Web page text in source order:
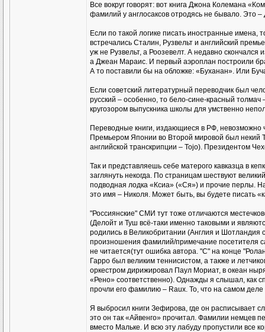
Все вокруг говорят: вот книга Джона Колемана
фамилий у англосаксов отродясь не бывало. Это
Если по такой логике писать иностранные
встречались Сталин, Рузвельт и английский
уж не Рузвельт, а Роозевелт. А недавно
а Джеан Мараис. И первый аэроплан построили
А то поставили бы на обложке: «Буханан». Или
Если советский литературный переводчик был
русский – особенно, то бело-сине-красный толмач
кругозором выпускника школы для умственно
Переводные книги, издающиеся в РФ, невозможно
Премьером Японии во Второй мировой был некий
английской транскрипции – Tojo). Президентом
Так и представляешь себе матерого кавказца в
заглянуть некогда. По страницам шествуют
подводная лодка «Ксиа» («Ся») и прочие перлы.
это имя – Николя. Может быть, вы будете писать
"Россиянские" СМИ тут тоже отличаются
(Делойт и Туш всё-таки именно таковыми и
родились в Великобритании (Англия и Шотландия
произношения фамилий/примечание посетителя
не читается(тут ошибка автора. "С" на конце
Гарро был великим теннисистом, а также и
оркестром дирижировал Паул Мориат, в океан
«Рено» соответственно). Однажды я слышал, как
прочли его фамилию – Raux. То, что на самом
Я выбросил книги Зефирова, где он расписывает
это он так «Айвенго» прочитал. Фамилии немцев
вместо Мальке. И всю эту лабуду пропустили все